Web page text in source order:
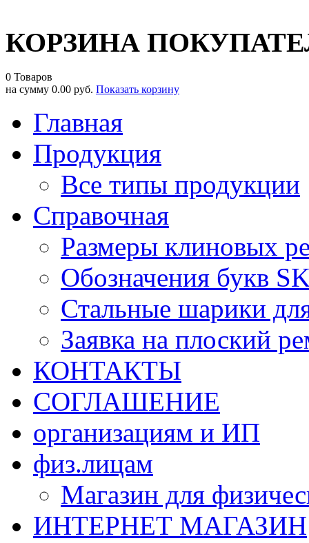
КОРЗИНА
0 Товаров
на сумму 0.00 руб. Показать корзину
Главная
Продукция
Все типы продукции
Справочная
Размеры клиновых
Обозначения букв
Стальные шарики
Заявка на плоский
КОНТАКТЫ
СОГЛАШЕНИЕ
организациям и ИП
физ.лицам
Магазин для
ИНТЕРНЕТ МАГАЗИН